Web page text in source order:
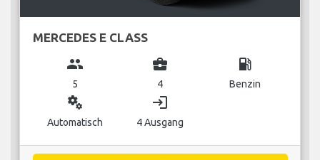
MERCEDES E CLASS
group
5
business_center
4
local_gas_station
Benzin
miscellaneous_services
Automatisch
login
4 Ausgang